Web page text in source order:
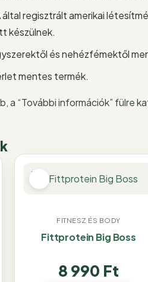
regisztrált amerikai
készülnek.
és nehézfémektől
mentes termék.
a “További információk” fülre
FITNESZ ÉS BODY
Fittprotein Big Boss
8 990 Ft